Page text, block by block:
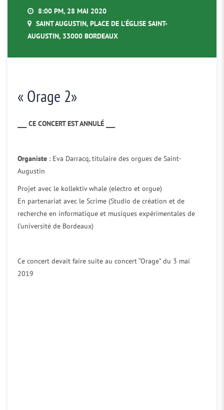
8:00 PM, 28 MAI 2020
SAINT AUGUSTIN, PLACE DE L'ÉGLISE SAINT-
AUGUSTIN, 33000 BORDEAUX
« Orage 2»
___ CE CONCERT EST ANNULÉ ___
Organiste : Eva Darracq, titulaire des orgues de Saint-
Augustin
Projet avec le kollektiv whale (electro et orgue)
En partenariat avec le Scrime (Studio de création et de
recherche en informatique et musiques expérimentales de
l’université de Bordeaux)
Ce concert devait faire suite au concert “Orage” du 3 mai
2019